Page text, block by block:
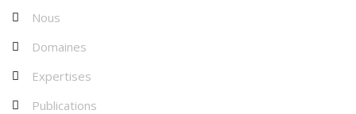
Nous
Domaines
Expertises
Publications